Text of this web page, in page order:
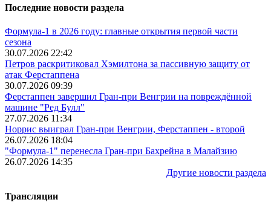
Последние новости раздела
Формула-1 в 2026 году: главные открытия первой части
сезона
30.07.2026 22:42
Петров раскритиковал Хэмилтона за пассивную защиту от
атак Ферстаппена
30.07.2026 09:39
Ферстаппен завершил Гран-при Венгрии на повреждённой
машине "Ред Булл"
27.07.2026 11:34
Норрис выиграл Гран-при Венгрии, Ферстаппен - второй
26.07.2026 18:04
"Формула-1" перенесла Гран-при Бахрейна в Малайзию
26.07.2026 14:35
Другие новости раздела
Трансляции